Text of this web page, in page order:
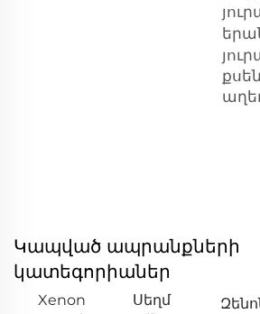
Կապված ապրանքների
կատեգորիաներ
Xenon
Սեղմ